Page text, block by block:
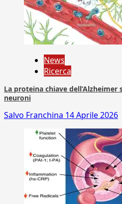
News
Ricerca
La proteina chiave
neuroni
Salvo Franchina 14 Aprile 2026